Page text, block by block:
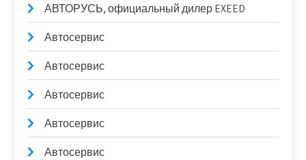
АВТОРУСЬ, официальный дилер EXEED
Автосервис
Автосервис
Автосервис
Автосервис
Автосервис